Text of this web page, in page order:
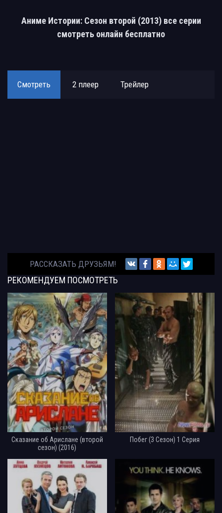
Аниме Истории: Сезон второй (2013) все серии
смотреть онлайн бесплатно
Смотреть 2 плеер Трейлер
РАССКАЗАТЬ ДРУЗЬЯМ!
РЕКОМЕНДУЕМ ПОСМОТРЕТЬ
Сказание об Арислане (второй
сезон) (2016)
Побег (3 Сезон) 1 Серия